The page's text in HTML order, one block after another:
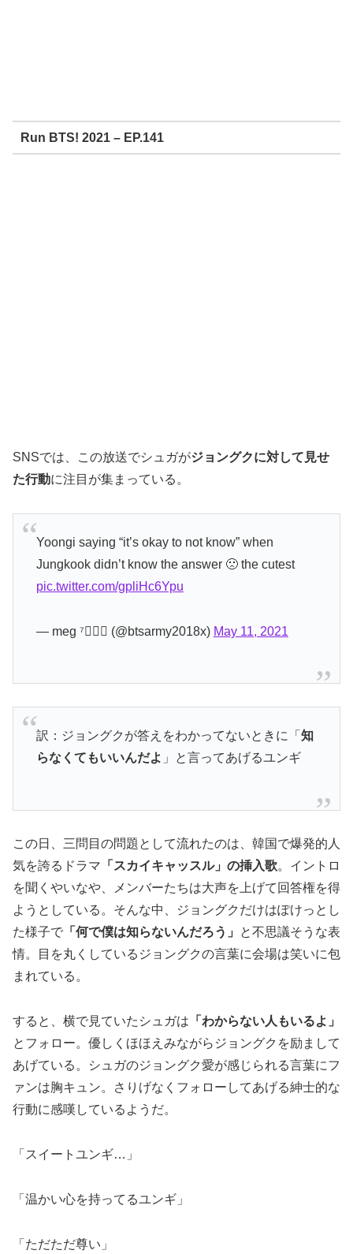
Run BTS! 2021 – EP.141
SNSでは、この放送でシュガがジョングクに対して見せ
た行動に注目が集まっている。
Yoongi saying “it’s okay to not know” when
Jungkook didn’t know the answer 🙁 the cutest
pic.twitter.com/gpliHc6Ypu
— meg ⁷🧚🏼‍♀️ (@btsarmy2018x) May 11, 2021
訳：ジョングクが答えをわかってないときに「 知
らなくてもいいんだよ 」と言ってあげるユンギ
この日、三問目の問題として流れたのは、韓国で爆発的人
気を誇るドラマ 「スカイキャッスル」の挿入歌。イントロ
を聞くやいなや、メンバーたちは大声を上げて回答権を得
ようとしている。そんな中、ジョングクだけはぽけっとし
た様子で 「何で僕は知らないんだろう」
と不思議そうな表
情。目を丸くしているジョングクの言葉に会場は笑いに包
まれている。
すると、横で見ていたシュガは 「わからない人もいるよ」
とフォロー。優しくほほえみながらジョングクを励まして
あげている。シュガのジョングク愛が感じられる言葉にフ
ァンは胸キュン。さりげなくフォローしてあげる紳士的な
行動に感嘆しているようだ。
「スイートユンギ…」
「温かい心を持ってるユンギ」
「ただただ尊い」